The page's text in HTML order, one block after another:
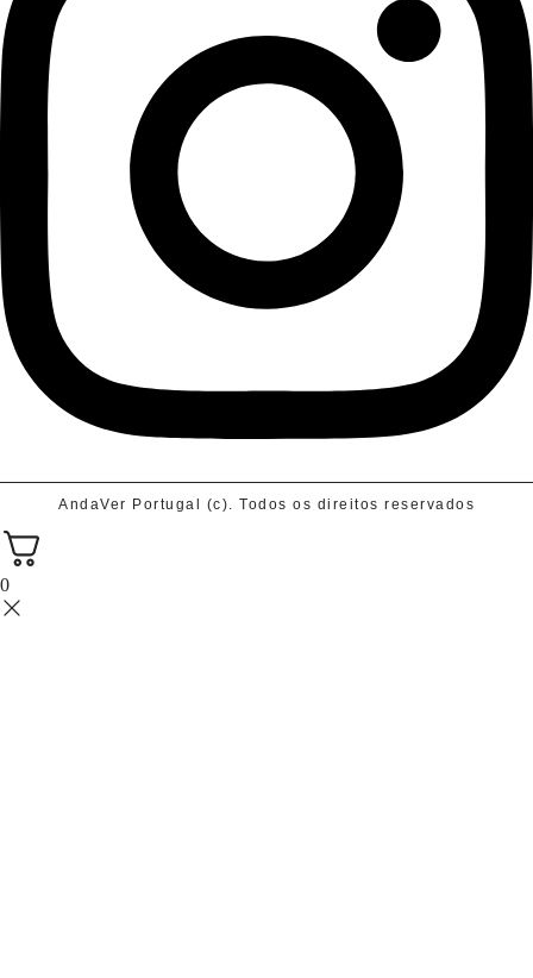
AndaVer Portugal (c). Todos os direitos reservados
0